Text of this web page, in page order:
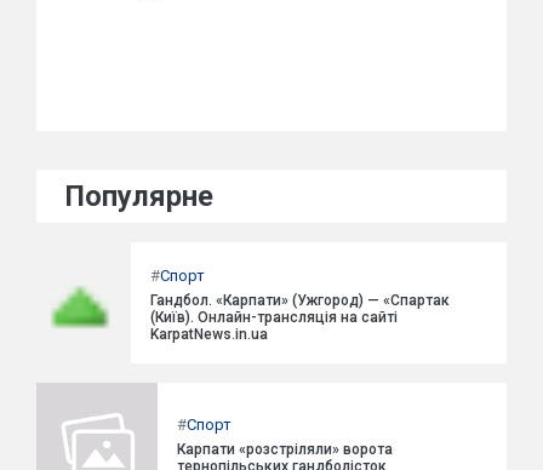
Популярне
#Спорт
Гандбол. «Карпати» (Ужгород) — «Спартак
(Київ). Онлайн-трансляція на сайті
KarpatNews.in.ua
#Спорт
Карпати «розстріляли» ворота
тернопільських гандболісток